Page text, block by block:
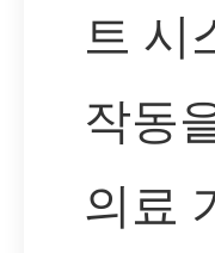
트 시
작동
의료